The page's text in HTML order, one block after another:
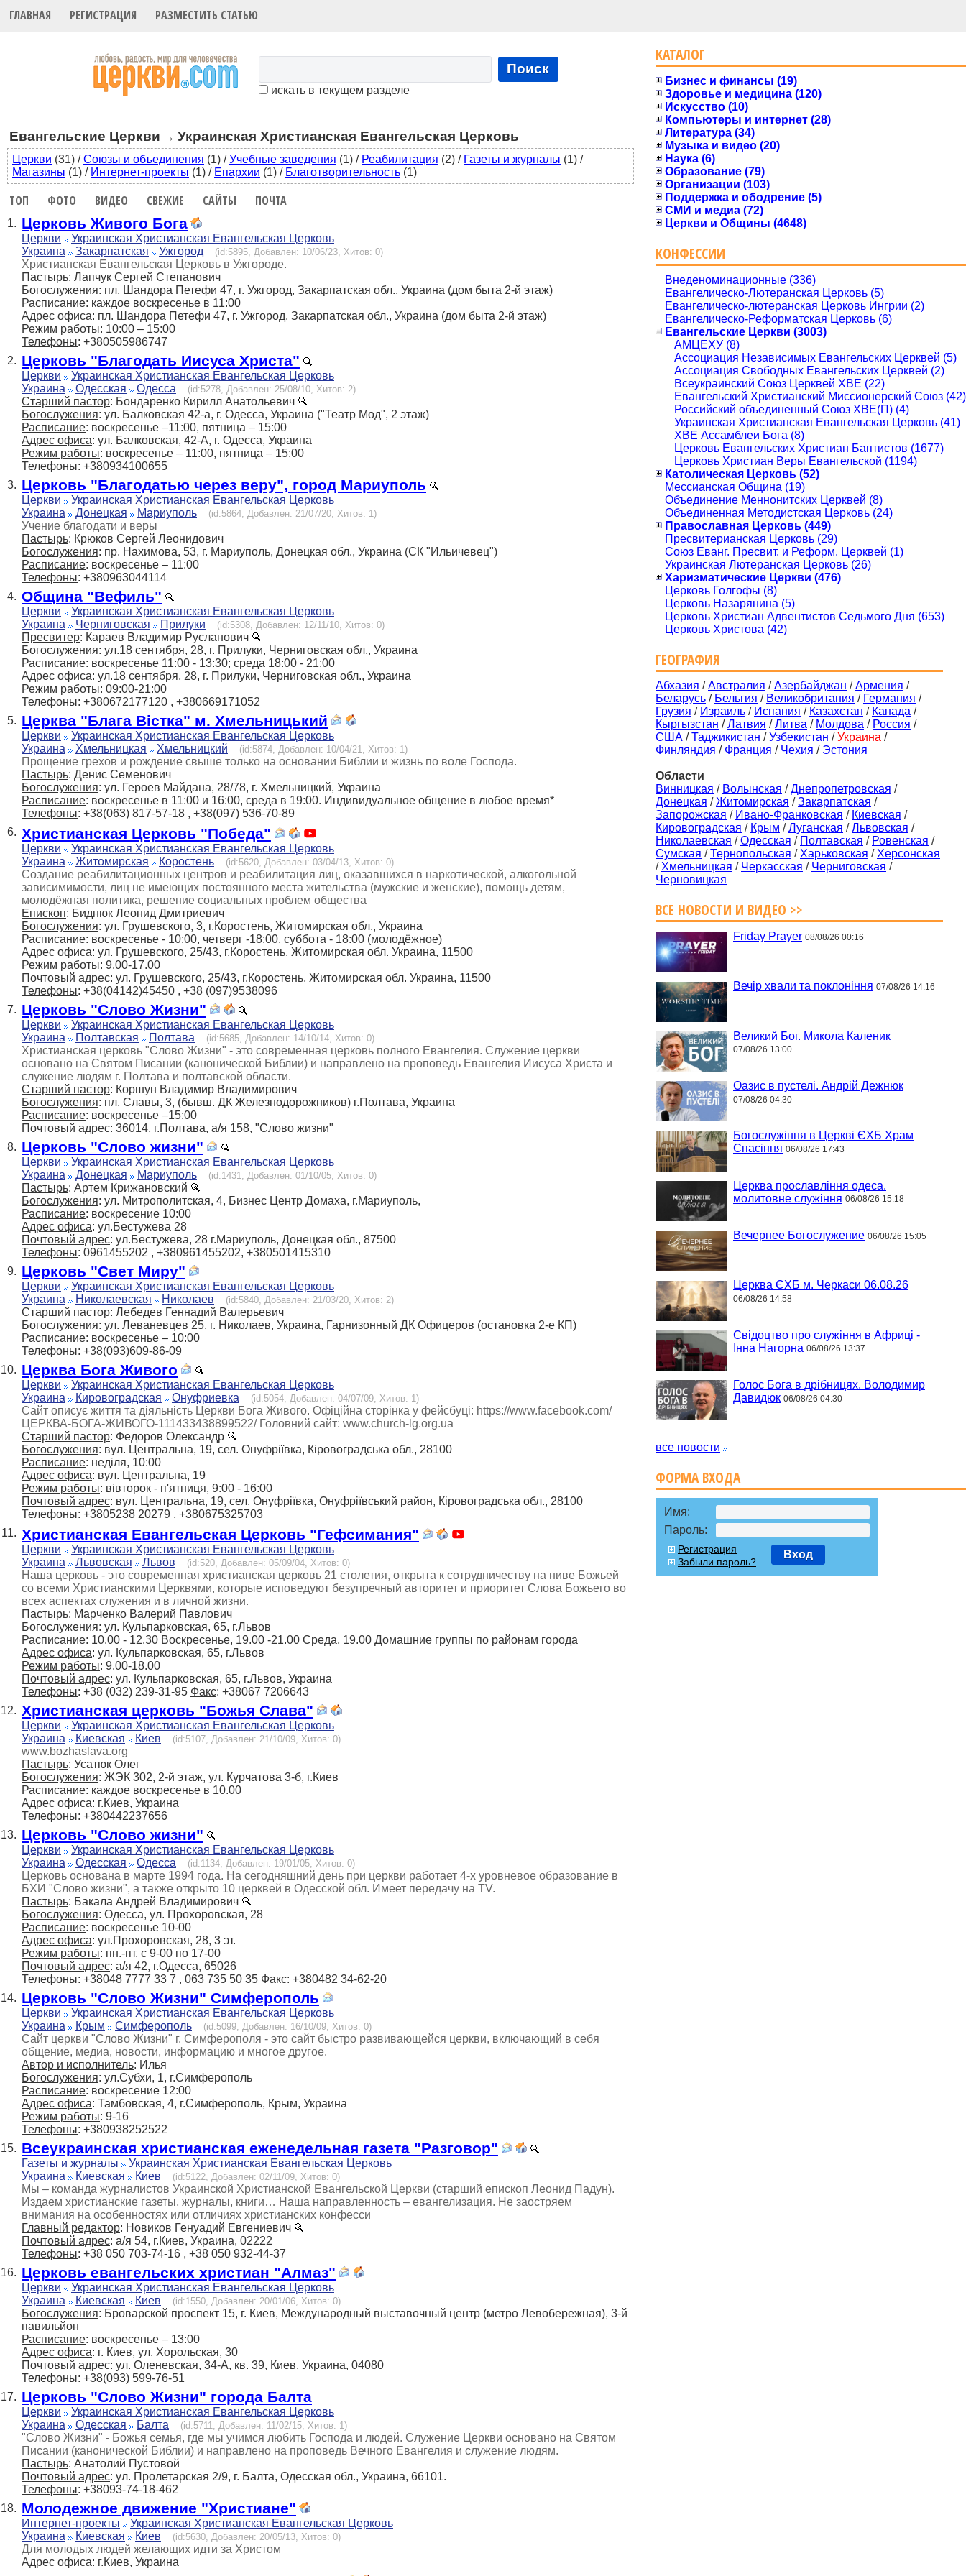
ГЛАВНАЯ РЕГИСТРАЦИЯ РАЗМЕСТИТЬ СТАТЬЮ
Поиск
искать в текущем разделе
Евангельские Церкви → Украинская Христианская Евангельская Церковь
Церкви (31) /Союзы и объединения (1) /Учебные заведения (1) / Реабилитация (2) / Газеты и журналы (1) /
Магазины (1) / Интернет-проекты (1) / Епархии (1) / Благотворительность (1)
ТОП ФОТО ВИДЕО СВЕЖИЕ САЙТЫ ПОЧТА
1. Церковь Живого Бога
Церкви
Украинская Христианская Евангельская Церковь
Украина
Закарпатская Ужгород (id:5895, Добавлен: 10/06/23, Хитов: 0)
Христианская Евангельская Церковь в Ужгороде.
Пастырь: Лапчук Сергей Степанович
Богослужения: пл. Шандора Петефи 47, г. Ужгород, Закарпатская обл., Украина (дом быта 2-й этаж)
Расписание: каждое воскресенье в 11:00
Адрес офиса: пл. Шандора Петефи 47, г. Ужгород, Закарпатская обл., Украина (дом быта 2-й этаж)
Режим работы: 10:00 – 15:00
Телефоны: +380505986747
2. Церковь "Благодать Иисуса Христа"
Церкви
Украинская Христианская Евангельская Церковь
Украина
Одесская Одесса (id:5278, Добавлен: 25/08/10, Хитов: 2)
Старший пастор: Бондаренко Кирилл Анатольевич
Богослужения: ул. Балковская 42-а, г. Одесса, Украина ("Театр Мод", 2 этаж)
Расписание: воскресенье –11:00, пятница – 15:00
Адрес офиса: ул. Балковская, 42-А, г. Одесса, Украина
Режим работы: воскресенье – 11:00, пятница – 15:00
Телефоны: +380934100655
3. Церковь "Благодатью через веру", город Мариуполь
Церкви
Украинская Христианская Евангельская Церковь
Украина
Донецкая Мариуполь (id:5864, Добавлен: 21/07/20, Хитов: 1)
Учение благодати и веры
Пастырь: Крюков Сергей Леонидович
Богослужения: пр. Нахимова, 53, г. Мариуполь, Донецкая обл., Украина (СК "Ильичевец")
Расписание: воскресенье – 11:00
Телефоны: +380963044114
4. Община "Вефиль"
Церкви
Украинская Христианская Евангельская Церковь
Украина
Черниговская Прилуки (id:5308, Добавлен: 12/11/10, Хитов: 0)
Пресвитер: Караев Владимир Русланович
Богослужения: ул.18 сентября, 28, г. Прилуки, Черниговская обл., Украина
Расписание: воскресенье 11:00 - 13:30; среда 18:00 - 21:00
Адрес офиса: ул.18 сентября, 28, г. Прилуки, Черниговская обл., Украина
Режим работы: 09:00-21:00
Телефоны: +380672177120 , +380669171052
5. Церква "Блага Вістка" м. Хмельницький
Церкви
Украинская Христианская Евангельская Церковь
Украина
Хмельницкая Хмельницкий (id:5874, Добавлен: 10/04/21, Хитов: 1)
Прощение грехов и рождение свыше только на основании Библии и жизнь по воле Господа.
Пастырь: Денис Семенович
Богослужения: ул. Героев Майдана, 28/78, г. Хмельницкий, Украина
Расписание: воскресенье в 11:00 и 16:00, среда в 19:00. Индивидуальное общение в любое время*
Телефоны: +38(063) 817-57-18 , +38(097) 536-70-89
6. Христианская Церковь "Победа"
Церкви
Украинская Христианская Евангельская Церковь
Украина
Житомирская Коростень (id:5620, Добавлен: 03/04/13, Хитов: 0)
Создание реабилитационных центров и реабилитация лиц, оказавшихся в наркотической, алкогольной
зависимимости, лиц не имеющих постоянного места жительства (мужские и женские), помощь детям,
молодёжная политика, решение социальных проблем общества
Епископ: Биднюк Леонид Дмитриевич
Богослужения: ул. Грушевского, 3, г.Коростень, Житомирская обл., Украина
Расписание: воскресенье - 10:00, четверг -18:00, суббота - 18:00 (молодёжное)
Адрес офиса: ул. Грушевского, 25/43, г.Коростень, Житомирская обл. Украина, 11500
Режим работы: 9.00-17.00
Почтовый адрес: ул. Грушевского, 25/43, г.Коростень, Житомирская обл. Украина, 11500
Телефоны: +38(04142)45450 , +38 (097)9538096
7. Церковь "Слово Жизни"
Церкви
Украинская Христианская Евангельская Церковь
Украина
Полтавская Полтава (id:5685, Добавлен: 14/10/14, Хитов: 0)
Христианская церковь "Слово Жизни" - это современная церковь полного Евангелия. Служение церкви
основано на Святом Писании (канонической Библии) и направлено на проповедь Евангелия Иисуса Христа и
служение людям г. Полтава и полтавской области.
Старший пастор: Коршун Владимир Владимирович
Богослужения: пл. Славы, 3, (бывш. ДК Железнодорожников) г.Полтава, Украина
Расписание: воскресенье –15:00
Почтовый адрес: 36014, г.Полтава, а/я 158, "Слово жизни"
8. Церковь "Слово жизни"
Церкви
Украинская Христианская Евангельская Церковь
Украина
Донецкая Мариуполь (id:1431, Добавлен: 01/10/05, Хитов: 0)
Пастырь: Артем Крижановский
Богослужения: ул. Митрополитская, 4, Бизнес Центр Домаха, г.Мариуполь,
Расписание: воскресение 10:00
Адрес офиса: ул.Бестужева 28
Почтовый адрес: ул.Бестужева, 28 г.Мариуполь, Донецкая обл., 87500
Телефоны: 0961455202 , +380961455202, +380501415310
9. Церковь "Свет Миру"
Церкви
Украинская Христианская Евангельская Церковь
Украина
Николаевская Николаев (id:5840, Добавлен: 21/03/20, Хитов: 2)
Старший пастор: Лебедев Геннадий Валерьевич
Богослужения: ул. Леваневцев 25, г. Николаев, Украина, Гарнизонный ДК Офицеров (остановка 2-е КП)
Расписание: воскресенье – 10:00
Телефоны: +38(093)609-86-09
10. Церква Бога Живого
Церкви
Украинская Христианская Евангельская Церковь
Украина
Кировоградская Онуфриевка (id:5054, Добавлен: 04/07/09, Хитов: 1)
Сайт описує життя та діяльність Церкви Бога Живого. Офіційна сторінка у фейсбуці: https://www.facebook.com/
ЦЕРКВА-БОГА-ЖИВОГО-111433438899522/ Головний сайт: www.church-lg.org.ua
Старший пастор: Федоров Олександр
Богослужения: вул. Центральна, 19, сел. Онуфріївка, Кіровоградська обл., 28100
Расписание: неділя, 10:00
Адрес офиса: вул. Центральна, 19
Режим работы: вівторок - п'ятниця, 9:00 - 16:00
Почтовый адрес: вул. Центральна, 19, сел. Онуфріївка, Онуфріївський район, Кіровоградська обл., 28100
Телефоны: +3805238 20279 , +380675325703
11. Христианская Евангельская Церковь "Гефсимания"
Церкви
Украинская Христианская Евангельская Церковь
Украина
Львовская Львов (id:520, Добавлен: 05/09/04, Хитов: 0)
Наша церковь - это современная христианская церковь 21 столетия, открыта к сотрудничеству на ниве Божьей
со всеми Христианскими Церквями, которые исповедуют безупречный авторитет и приоритет Слова Божьего во
всех аспектах служения и в личной жизни.
Пастырь: Марченко Валерий Павлович
Богослужения: ул. Кульпарковская, 65, г.Львов
Расписание: 10.00 - 12.30 Воскресенье, 19.00 -21.00 Среда, 19.00 Домашние группы по районам города
Адрес офиса: ул. Кульпарковская, 65, г.Львов
Режим работы: 9.00-18.00
Почтовый адрес: ул. Кульпарковская, 65, г.Львов, Украина
Телефоны: +38 (032) 239-31-95 Факс: +38067 7206643
12. Христианская церковь "Божья Слава"
Церкви
Украинская Христианская Евангельская Церковь
Украина
Киевская Киев (id:5107, Добавлен: 21/10/09, Хитов: 0)
www.bozhaslava.org
Пастырь: Усатюк Олег
Богослужения: ЖЭК 302, 2-й этаж, ул. Курчатова 3-б, г.Киев
Расписание: каждое воскресенье в 10.00
Адрес офиса: г.Киев, Украина
Телефоны: +380442237656
13. Церковь "Слово жизни"
Церкви
Украинская Христианская Евангельская Церковь
Украина
Одесская Одесса (id:1134, Добавлен: 19/01/05, Хитов: 0)
Церковь основана в марте 1994 года. На сегодняшний день при церкви работает 4-х уровневое образование в
БХИ "Слово жизни", а также открыто 10 церквей в Одесской обл. Имеет передачу на TV.
Пастырь: Бакала Андрей Владимирович
Богослужения: Одесса, ул. Прохоровская, 28
Расписание: воскресенье 10-00
Адрес офиса: ул.Прохоровская, 28, 3 эт.
Режим работы: пн.-пт. с 9-00 по 17-00
Почтовый адрес: а/я 42, г.Одесса, 65026
Телефоны: +38048 7777 33 7 , 063 735 50 35 Факс: +380482 34-62-20
14. Церковь "Слово Жизни" Симферополь
Церкви
Украинская Христианская Евангельская Церковь
Украина
Крым Симферополь (id:5099, Добавлен: 16/10/09, Хитов: 0)
Сайт церкви "Слово Жизни" г. Симферополя - это сайт быстро развивающейся церкви, включающий в себя
общение, медиа, новости, информацию и многое другое.
Автор и исполнитель: Илья
Богослужения: ул.Субхи, 1, г.Симферополь
Расписание: воскресение 12:00
Адрес офиса: Тамбовская, 4, г.Симферополь, Крым, Украина
Режим работы: 9-16
Телефоны: +380938252522
15. Всеукраинская христианская еженедельная газета "Разговор"
Газеты и журналы
Украинская Христианская Евангельская Церковь
Украина
Киевская Киев (id:5122, Добавлен: 02/11/09, Хитов: 0)
Мы – команда журналистов Украинской Христианской Евангельской Церкви (старший епископ Леонид Падун).
Издаем христианские газеты, журналы, книги… Наша направленность – евангелизация. Не заостряем
внимания на особенностях или отличиях христианских конфесси
Главный редактор: Новиков Генyадий Евгениевич
Почтовый адрес: а/я 54, г.Киев, Украина, 02222
Телефоны: +38 050 703-74-16 , +38 050 932-44-37
16. Церковь евангельских христиан "Алмаз"
Церкви
Украинская Христианская Евангельская Церковь
Украина
Киевская Киев (id:1550, Добавлен: 20/01/06, Хитов: 0)
Богослужения: Броварской проспект 15, г. Киев, Международный выставочный центр (метро Левобережная), 3-й
павильйон
Расписание: воскресенье – 13:00
Адрес офиса: г. Киев, ул. Хорольская, 30
Почтовый адрес: ул. Оленевская, 34-А, кв. 39, Киев, Украина, 04080
Телефоны: +38(093) 599-76-51
17. Церковь "Слово Жизни" города Балта
Церкви
Украинская Христианская Евангельская Церковь
Украина
Одесская Балта (id:5711, Добавлен: 11/02/15, Хитов: 1)
"Слово Жизни" - Божья семья, где мы учимся любить Господа и людей. Служение Церкви основано на Святом
Писании (канонической Библии) и направлено на проповедь Вечного Евангелия и служение людям.
Пастырь: Анатолий Пустовой
Почтовый адрес: ул. Пролетарская 2/9, г. Балта, Одесская обл., Украина, 66101.
Телефоны: +38093-74-18-462
18. Молодежное движение "Христиане"
Интернет-проекты
Украинская Христианская Евангельская Церковь
Украина
Киевская Киев (id:5630, Добавлен: 20/05/13, Хитов: 0)
Для молодых людей желающих идти за Христом
Адрес офиса: г.Киев, Украина
КАТАЛОГ
Бизнес и финансы (19)
Здоровье и медицина (120)
Искусство (10)
Компьютеры и интернет (28)
Литература (34)
Музыка и видео (20)
Наука (6)
Образование (79)
Организации (103)
Поддержка и ободрение (5)
СМИ и медиа (72)
Церкви и Общины (4648)
КОНФЕССИИ
Внеденоминационные (336)
Евангелическо-Лютеранская Церковь (5)
Евангелическо-лютеранская Церковь Ингрии (2)
Евангелическо-Реформатская Церковь (6)
Евангельские Церкви (3003)
АМЦЕХУ (8)
Ассоциация Независимых Евангельских Церквей (5)
Ассоциация Свободных Евангельских Церквей (2)
Всеукраинский Союз Церквей ХВЕ (22)
Евангельский Христианский Миссионерский Союз (42)
Российский объединенный Союз ХВЕ(П) (4)
Украинская Христианская Евангельская Церковь (41)
ХВЕ Ассамблеи Бога (8)
Церковь Евангельских Христиан Баптистов (1677)
Церковь Христиан Веры Евангельской (1194)
Католическая Церковь (52)
Мессианская Община (19)
Объединение Меннонитских Церквей (8)
Объединенная Методистская Церковь (24)
Православная Церковь (449)
Пресвитерианская Церковь (29)
Союз Еванг. Пресвит. и Реформ. Церквей (1)
Украинская Лютеранская Церковь (26)
Харизматические Церкви (476)
Церковь Голгофы (8)
Церковь Назарянина (5)
Церковь Христиан Адвентистов Седьмого Дня (653)
Церковь Христова (42)
ГЕОГРАФИЯ
Абхазия /Австралия /Азербайджан /Армения /
Беларусь / Бельгия / Великобритания / Германия /
Грузия / Израиль / Испания / Казахстан / Канада /
Кыргызстан /Латвия /Литва / Молдова / Россия /
США /Таджикистан /Узбекистан /Украина /
Финляндия / Франция / Чехия / Эстония
Области
Винницкая / Волынская /Днепропетровская /
Донецкая /Житомирская /Закарпатская /
Запорожская / Ивано-Франковская / Киевская /
Кировоградская / Крым /Луганская /Львовская /
Николаевская /Одесская / Полтавская / Ровенская /
Сумская /Тернопольская / Харьковская / Херсонская
/ Хмельницкая / Черкасская / Черниговская /
Черновицкая
ВСЕ НОВОСТИ И ВИДЕО >>
Friday Prayer 08/08/26 00:16
Вечір хвали та поклоніння 07/08/26 14:16
Великий Бог. Микола Каленик
07/08/26 13:00
Оазис в пустелі. Андрій Дежнюк
07/08/26 04:30
Богослужіння в Церкві ЄХБ Храм
Спасіння 06/08/26 17:43
Церква прославління одеса.
молитовне служіння 06/08/26 15:18
Вечернее Богослужение 06/08/26 15:05
Церква ЄХБ м. Черкаси 06.08.26
06/08/26 14:58
Свідоцтво про служіння в Африці -
Інна Нагорна 06/08/26 13:37
Голос Бога в дрібницях. Володимир
Давидюк 06/08/26 04:30
все новости
ФОРМА ВХОДА
Имя:
Пароль:
Регистрация
Забыли пароль?
Вход